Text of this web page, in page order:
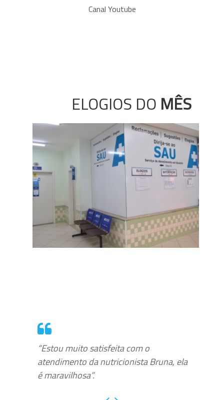
Canal Youtube
ELOGIOS DO MÊS
“Estou muito satisfeita com o
atendimento da nutricionista Bruna, ela
é maravilhosa”.